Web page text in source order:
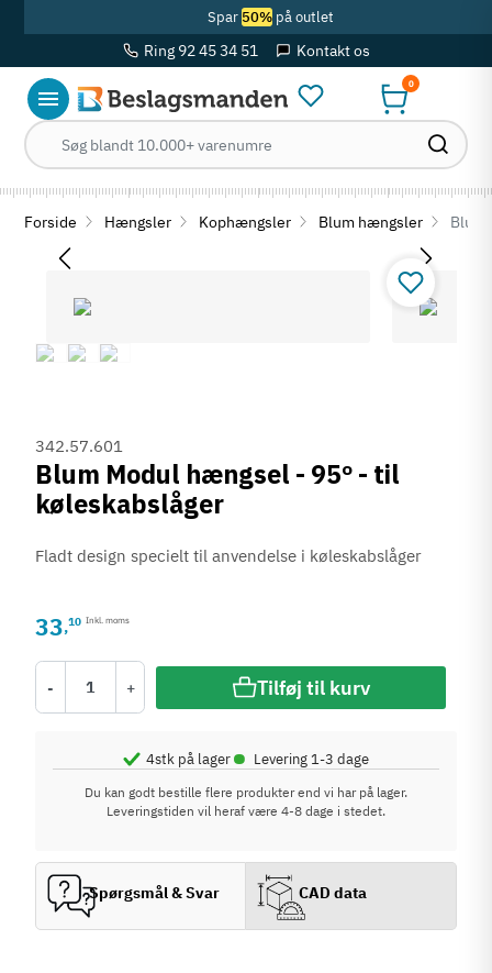
Spar 50%på outlet
Ring 92 45 34 51 Kontakt os
0
Forside Hængsler Kophængsler Blum hængsler Blum
342.57.601
Blum Modul hængsel - 95º - til
køleskabslåger
Fladt design specielt til anvendelse i køleskabslåger
33,10 Inkl. moms
- + Tilføj til kurv
4stk på lager• Levering 1-3 dage
Du kan godt bestille flere produkter end vi har på lager.
Leveringstiden vil heraf være 4-8 dage i stedet.
Spørgsmål & Svar CAD data